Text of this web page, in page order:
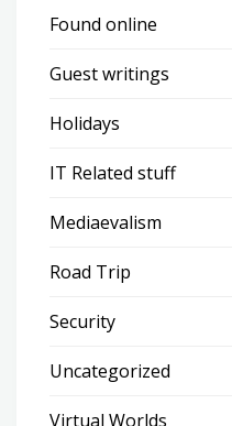
Found online
Guest writings
Holidays
IT Related stuff
Mediaevalism
Road Trip
Security
Uncategorized
Virtual Worlds